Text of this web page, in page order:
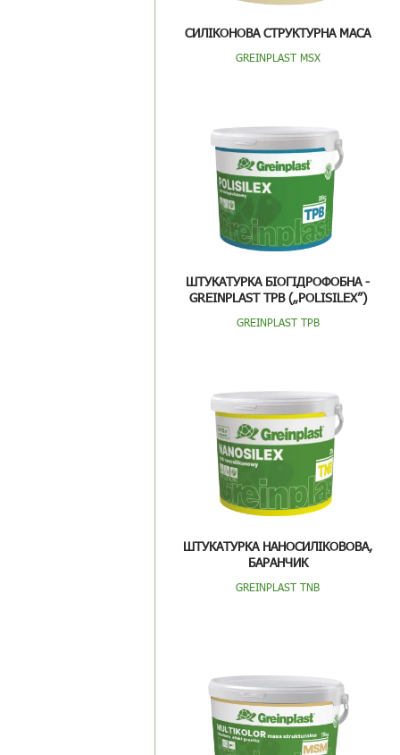
СИЛІКОНОВА СТРУКТУРНА МАСА
GREINPLAST MSX
ШТУКАТУРКА БІОГІДРОФОБНА -
GREINPLAST TPB („POLISILEX”)
GREINPLAST TPB
ШТУКАТУРКА НАНОСИЛІКОВОВА,
БАРАНЧИК
GREINPLAST TNB